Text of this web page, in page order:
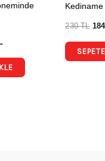
Kediname
230TL 184